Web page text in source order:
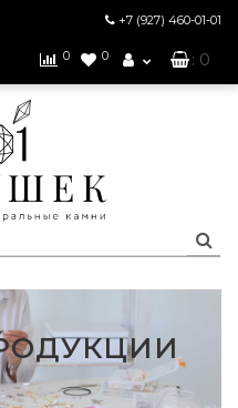
+7 (927) 460-01-01
0 0 : 0